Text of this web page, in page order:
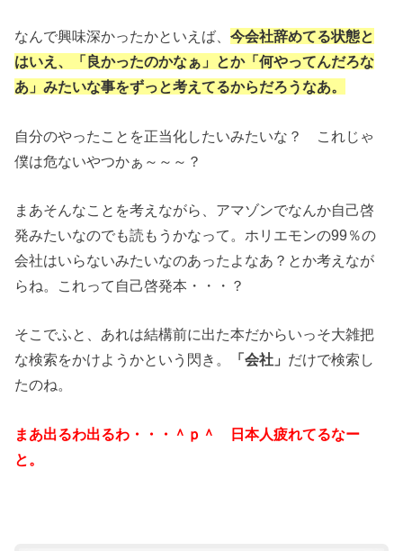
なんで興味深かったかといえば、今会社辞めてる状態と
はいえ、「良かったのかなぁ」とか「何やってんだろな
あ」みたいな事をずっと考えてるからだろうなあ。
自分のやったことを正当化したいみたいな？ これじゃ
僕は危ないやつかぁ～～～？
まあそんなことを考えながら、アマゾンでなんか自己啓
発みたいなのでも読もうかなって。ホリエモンの99％の
会社はいらないみたいなのあったよなあ？とか考えなが
らね。これって自己啓発本・・・？
そこでふと、あれは結構前に出た本だからいっそ大雑把
な検索をかけようかという閃き。
「会社」 だけで検索し
たのね。
まあ出るわ出るわ・・・＾ｐ＾ 日本人疲れてるなー
と。